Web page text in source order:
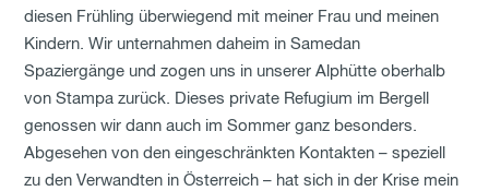
diesen Frühling überwiegend mit meiner Frau und meinen
Kindern. Wir unternahmen daheim in Samedan
Spaziergänge und zogen uns in unserer Alphütte oberhalb
von Stampa zurück. Dieses private Refugium im Bergell
genossen wir dann auch im Sommer ganz besonders.
Abgesehen von den eingeschränkten Kontakten – speziell
zu den Verwandten in Österreich – hat sich in der Krise mein